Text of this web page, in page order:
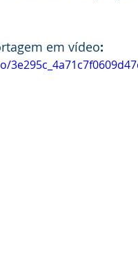
em vídeo: